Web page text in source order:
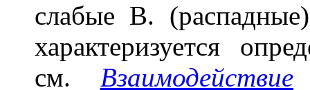
слабые В.
характеризуется
см. Взаимодействие